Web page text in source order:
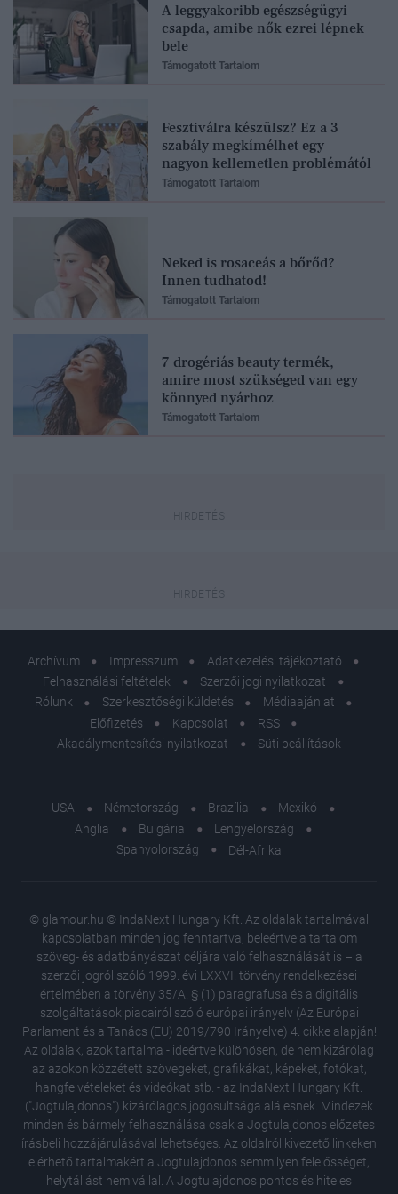
A leggyakoribb egészségügyi
csapda, amibe nők ezrei lépnek
bele
Támogatott Tartalom
Fesztiválra készülsz? Ez a 3
szabály megkímélhet egy
nagyon kellemetlen problémától
Támogatott Tartalom
Neked is rosaceás a bőrőd?
Innen tudhatod!
Támogatott Tartalom
7 drogériás beauty termék,
amire most szükséged van egy
könnyed nyárhoz
Támogatott Tartalom
Archívum Impresszum
Adatkezelési tájékoztató
Felhasználási feltételek
Szerzői jogi nyilatkozat
Rólunk
Szerkesztőségi küldetés
Médiaajánlat
Előfizetés
Kapcsolat
RSS
Akadálymentesítési nyilatkozat
Süti beállítások
USA Németország Brazília
Mexikó
Anglia
Bulgária
Lengyelország
Spanyolország
Dél-Afrika
© glamour.hu © IndaNext Hungary Kft. Az oldalak tartalmával
kapcsolatban minden jog fenntartva, beleértve a tartalom
szöveg- és adatbányászat céljára való felhasználását is – a
szerzői jogról szóló 1999. évi LXXVI. törvény rendelkezései
értelmében a törvény 35/A. § (1) paragrafusa és a digitális
szolgáltatások piacairól szóló európai irányelv (Az Európai
Parlament és a Tanács (EU) 2019/790 Irányelve) 4. cikke alapján!
Az oldalak, azok tartalma - ideértve különösen, de nem kizárólag
az azokon közzétett szövegeket, grafikákat, képeket, fotókat,
hangfelvételeket és videókat stb. - az IndaNext Hungary Kft.
("Jogtulajdonos") kizárólagos jogosultsága alá esnek. Mindezek
minden és bármely felhasználása csak a Jogtulajdonos előzetes
írásbeli hozzájárulásával lehetséges. Az oldalról kivezető linkeken
elérhető tartalmakért a Jogtulajdonos semmilyen felelősséget,
helytállást nem vállal. A Jogtulajdonos pontos és hiteles